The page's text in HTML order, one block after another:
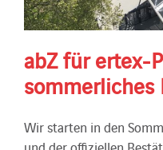
abZ für ertex-
sommerliches
Wir starten in den